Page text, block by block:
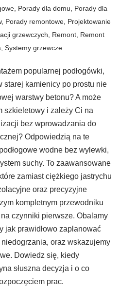
Porady dla domu
Porady dla
, Porady remontowe Projektowanie
grzewczych Remont Remont
Systemy grzewcze
popularnej podłogówki,
starej kamienicy po prostu nie
warstwy betonu? A może
szkieletowy i zależy Ci na
bez wprowadzania do
Odpowiedzią na te
wodne bez wylewki,
suchy. To zaawansowane
zamiast ciężkiego jastrychu
oraz precyzyjne
kompletnym przewodniku
czynniki pierwsze. Obalamy
jak prawidłowo zaplanować
oraz wskazujemy
Dowiedz się, kiedy
słuszna decyzja i o co
prac.